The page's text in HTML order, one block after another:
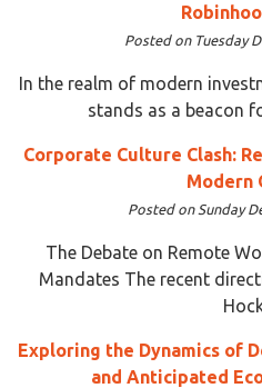
Posted on Tuesday
In the realm of modern
stands as a beacon
Corporate Culture Clash:
Modern
Posted on Sunday
The Debate on Remote
Mandates The recent
Exploring the Dynamics of
and Anticipated